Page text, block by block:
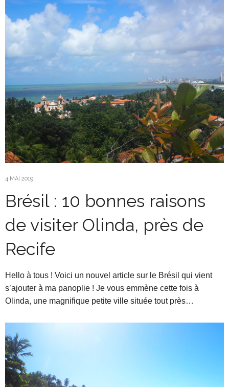
4 MAI 2019
Brésil : 10 bonnes raisons
de visiter Olinda, près de
Recife
Hello à tous ! Voici un nouvel article sur le Brésil qui vient
s’ajouter à ma panoplie ! Je vous emmène cette fois à
Olinda, une magnifique petite ville située tout près…